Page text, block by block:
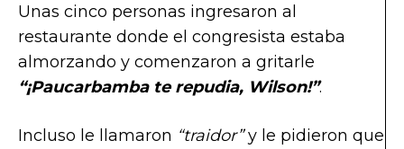
Unas cinco personas ingresaron al
restaurante donde el congresista estaba
almorzando y comenzaron a gritarle
“¡Paucarbamba te repudia, Wilson!”.
Incluso le llamaron “traidor”y le pidieron que